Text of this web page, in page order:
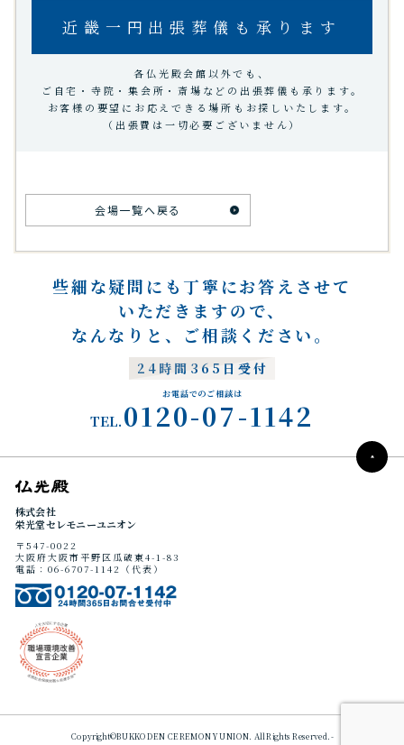
近畿一円出張葬儀も 承ります
各仏光殿会館以外でも、
ご自宅・寺院・集会所・斎場などの 出張葬儀も承ります。
お客様の要望にお応えできる場所も お探しいたします。
（出張費は一切必要ございません）
会場一覧へ戻る
些細な疑問にも 丁寧にお答えさせて
いただきますので、
なんなりと、
ご相談ください。
24時間365日受付
お電話でのご相談は
TEL.0120-07-1142
株式会社
栄光堂セレモニーユニオン
〒547-0022
大阪府大阪市平野区瓜破東4-1-83
電話：06-6707-1142（代表）
Copyright©BUKKODEN CEREMONY UNION. All Rights Reserved.-